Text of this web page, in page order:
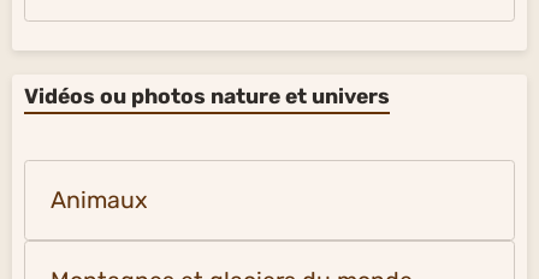
Vidéos ou photos nature et univers
Animaux